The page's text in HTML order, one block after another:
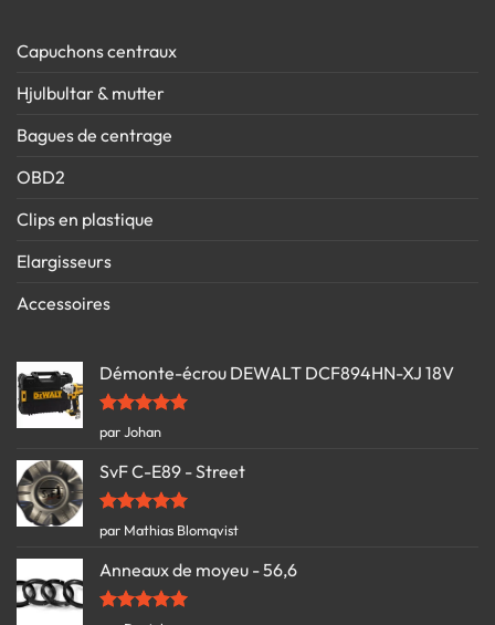
Capuchons centraux
Hjulbultar & mutter
Bagues de centrage
OBD2
Clips en plastique
Elargisseurs
Accessoires
Démonte-écrou DEWALT DCF894HN-XJ 18V
Note5sur
5
par Johan
SvF C-E89 - Street
Note5sur
5
par Mathias Blomqvist
Anneaux de moyeu - 56,6